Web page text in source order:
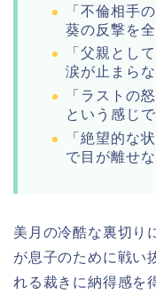
「不倫相手
葵の反撃を
「父親とし
涙が止まらな
「ラストの
という感じ
「絶望的な
で目が離せな
美月の冷酷な裏切り
が息子のために戦い
れる裁きに納得感を